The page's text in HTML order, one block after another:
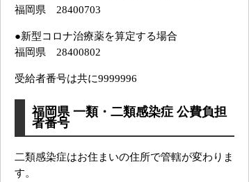
福岡県 28400703
●新型コロナ治療薬を算定する場合
福岡県 28400802
受給者番号は共に9999996
福岡県 一類・二類感染症 公費負担
者番号
二類感染症はお住まいの住所で管轄が変わりま
す。